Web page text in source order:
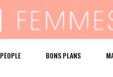
PEOPLE BONS PLANS